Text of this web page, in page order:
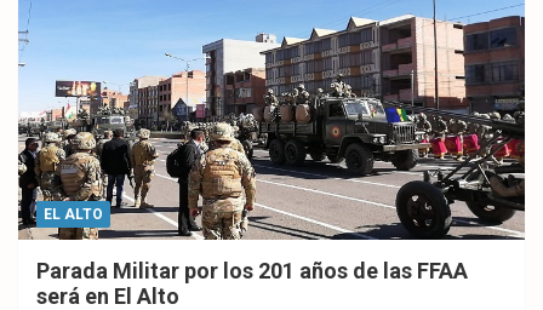
EL ALTO
Parada Militar por los 201 años de las FFAA
será en El Alto